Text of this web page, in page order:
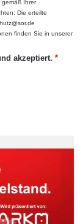
Trier und
Koblenz
gestartet.
auf diese
nur die
gemäß Ihrer
Die erteilte
finden Sie in unserer
akzeptiert. *